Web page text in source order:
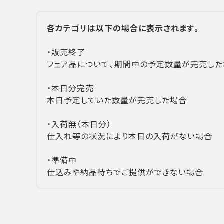
各カテゴリは以下の場合に表示されます。
・販売終了
フェア品について、期間中の予定数量が完売し
・本日分完売
本日予定していた数量が完売した場合
・入荷無（本日分）
仕入れ等の状況により本日の入荷がない場合
・準備中
仕込みや納品待ちでご提供ができない場合